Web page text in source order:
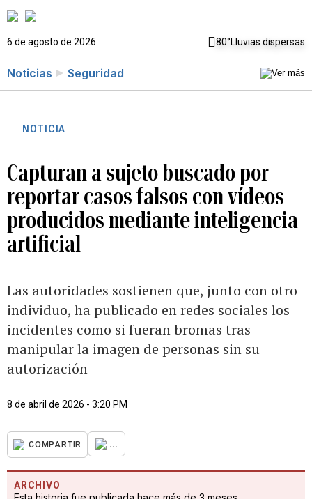
6 de agosto de 2026 80°Lluvias dispersas
Noticias Seguridad
NOTICIA
Capturan a sujeto buscado por
reportar casos falsos con vídeos
producidos mediante inteligencia
artificial
Las autoridades sostienen que, junto con otro
individuo, ha publicado en redes sociales los
incidentes como si fueran bromas tras
manipular la imagen de personas sin su
autorización
8 de abril de 2026 - 3:20 PM
COMPARTIR ...
ARCHIVO